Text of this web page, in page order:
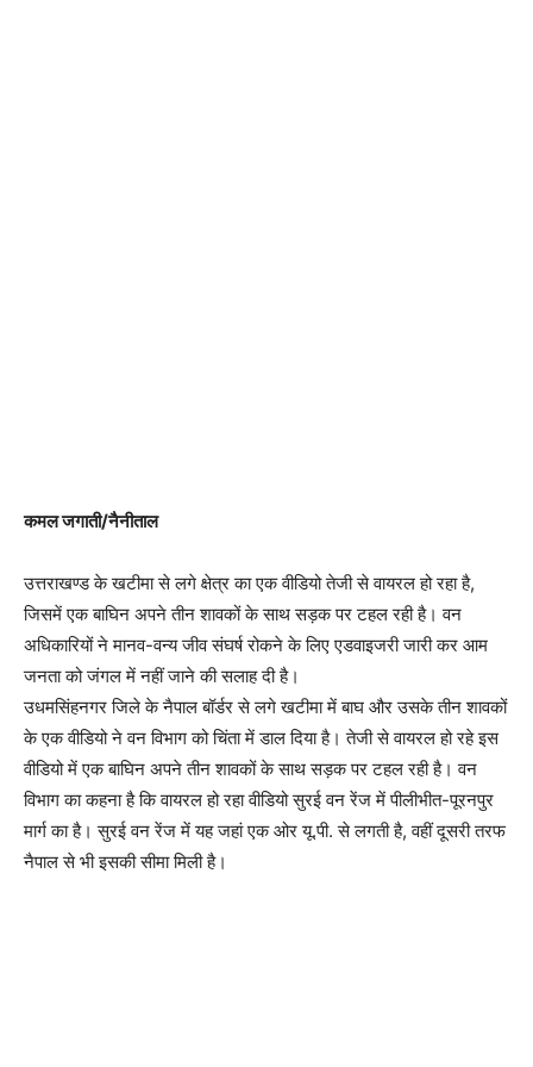
कमल जगाती/नैनीताल
उत्तराखण्ड के खटीमा से लगे क्षेत्र का एक वीडियो तेजी से वायरल हो रहा है,
जिसमें एक बाघिन अपने तीन शावकों के साथ सड़क पर टहल रही है। वन
अधिकारियों ने मानव-वन्य जीव संघर्ष रोकने के लिए एडवाइजरी जारी कर आम
जनता को जंगल में नहीं जाने की सलाह दी है।
उधमसिंहनगर जिले के नैपाल बॉर्डर से लगे खटीमा में बाघ और उसके तीन शावकों
के एक वीडियो ने वन विभाग को चिंता में डाल दिया है। तेजी से वायरल हो रहे इस
वीडियो में एक बाघिन अपने तीन शावकों के साथ सड़क पर टहल रही है। वन
विभाग का कहना है कि वायरल हो रहा वीडियो सुरई वन रेंज में पीलीभीत-पूरनपुर
मार्ग का है। सुरई वन रेंज में यह जहां एक ओर यू.पी. से लगती है, वहीं दूसरी तरफ
नैपाल से भी इसकी सीमा मिली है।